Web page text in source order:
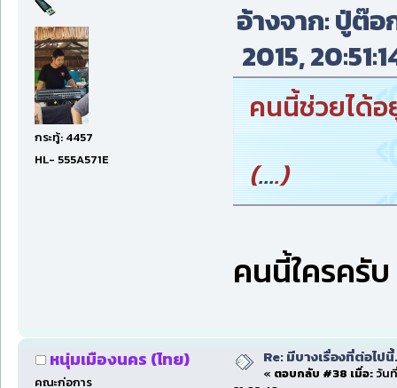
กระทู้: 4457
HL- 555A571E
อ้างจาก: ปู่ต๊
2015,
คนนี้ช่วยได้
(....)
คนนี้ใครครั
หนุ่มเมืองนคร (ไทย)
คณะก่อการ
Re: มีบางเรื่องที่ต่อไป
« ตอบกลับ #38 เมื่อ:วันที่